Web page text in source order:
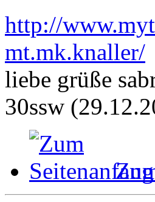
http://
mt.mk.knaller/
liebe grüße
30ssw